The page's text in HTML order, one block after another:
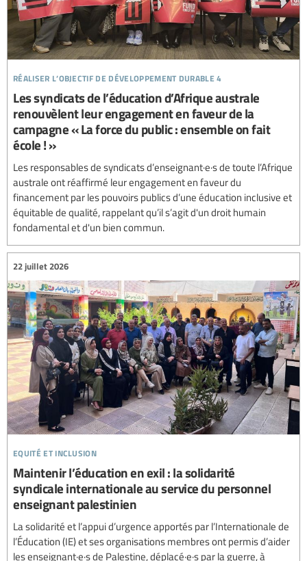
réaliser l’objectif de développement durable 4
Les syndicats de l’éducation d’Afrique australe
renouvèlent leur engagement en faveur de la
campagne « La force du public : ensemble on fait
école ! »
Les responsables de syndicats d’enseignant·e·s de toute l’Afrique
australe ont réaffirmé leur engagement en faveur du
financement par les pouvoirs publics d’une éducation inclusive et
équitable de qualité, rappelant qu’il s’agit d'un droit humain
fondamental et d'un bien commun.
equité et inclusion
22 juillet 2026
Maintenir l’éducation en exil : la solidarité
syndicale internationale au service du personnel
enseignant palestinien
La solidarité et l’appui d’urgence apportés par l’Internationale de
l’Éducation (IE) et ses organisations membres ont permis d’aider
les enseignant·e·s de Palestine, déplacé·e·s par la guerre, à